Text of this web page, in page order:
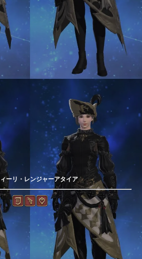
ーリ・レンジャーアタイア